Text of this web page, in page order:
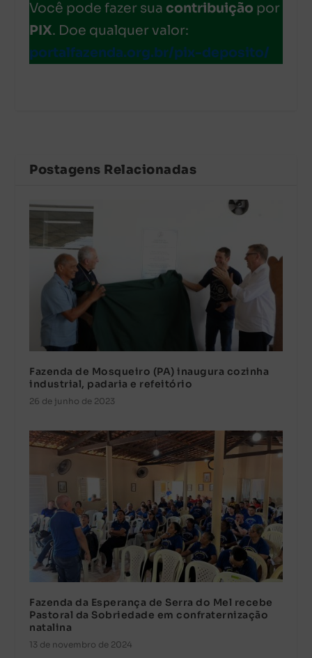
Você pode fazer sua contribuição por
PIX. Doe qualquer valor:
portalfazenda.org.br/pix-deposito/
Postagens Relacionadas
Fazenda de Mosqueiro (PA) inaugura cozinha
industrial, padaria e refeitório
26 de junho de 2023
Fazenda da Esperança de Serra do Mel recebe
Pastoral da Sobriedade em confraternização
natalina
13 de novembro de 2024